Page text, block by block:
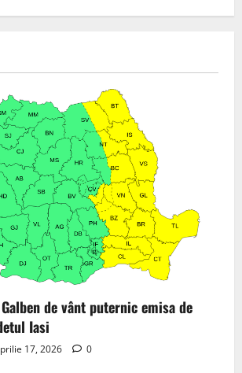
de vânt puternic emisa de
Iasi
17, 2026 0